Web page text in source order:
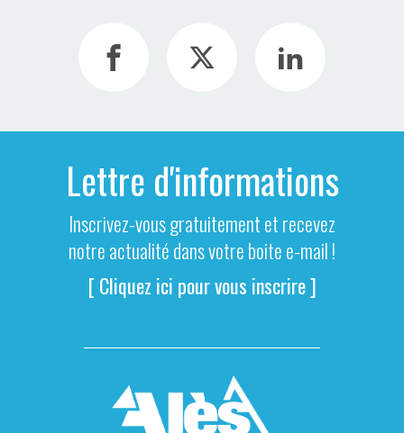
Lettre d'informations
Inscrivez-vous gratuitement et recevez
notre actualité dans votre boite e-mail !
[ Cliquez ici pour vous inscrire ]